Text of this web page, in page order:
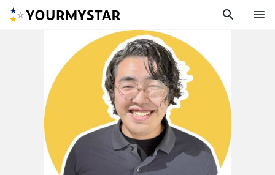
search menu